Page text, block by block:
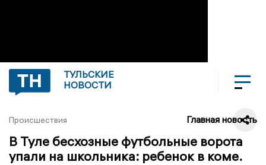
ТУЛЬСКИЕ
НОВОСТИ
Происшествия Главная новость
В Туле бесхозные футбольные ворота
упали на школьника: ребенок в коме.